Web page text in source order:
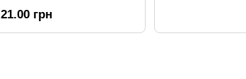
21.00 грн